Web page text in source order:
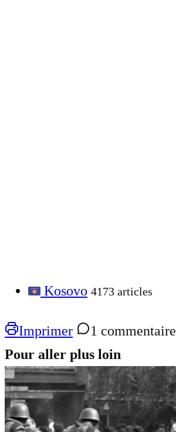
Kosovo 4173 articles
Imprimer
1 commentaire
Pour aller plus loin